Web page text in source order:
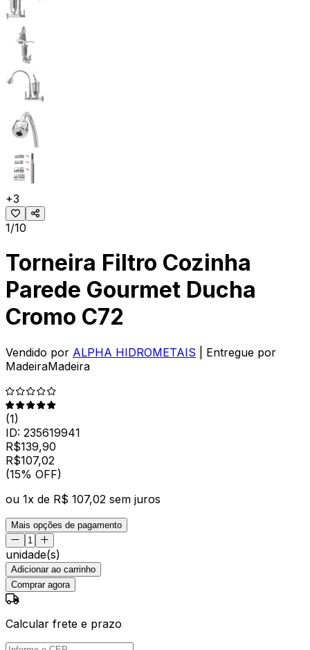
+3
1/10
Torneira Filtro Cozinha
Parede Gourmet Ducha
Cromo C72
Vendido por ALPHA HIDROMETAIS
| Entregue por
MadeiraMadeira
(1)
ID: 235619941
R$139,90
R$107,02
(15% OFF)
ou 1x de R$ 107,02 sem juros
Mais opções de pagamento
unidade(s)
Adicionar ao carrinho
Comprar agora
Calcular frete e prazo